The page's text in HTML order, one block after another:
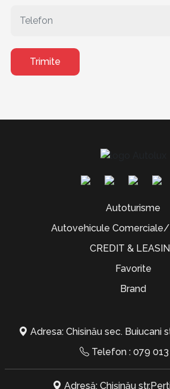
Trimite
Autoturisme
Autovehicule
CREDIT &
Favorite
Brand
Adresa: Chisinău sec. Buiucani
Telefon : 079 013
Adresă: Chișinău